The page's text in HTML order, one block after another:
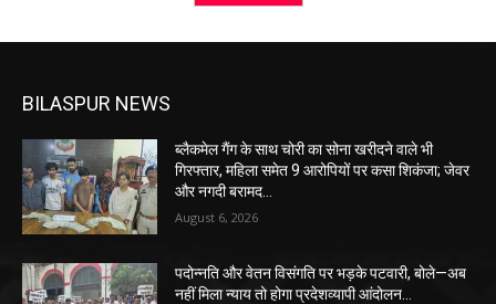
BILASPUR NEWS
ब्लैकमेल गैंग के साथ चोरी का सोना खरीदने वाले भी
गिरफ्तार, महिला समेत 9 आरोपियों पर कसा शिकंजा; जेवर
और नगदी बरामद…
August 6, 2026
पदोन्नति और वेतन विसंगति पर भड़के पटवारी, बोले—अब
नहीं मिला न्याय तो होगा प्रदेशव्यापी आंदोलन…